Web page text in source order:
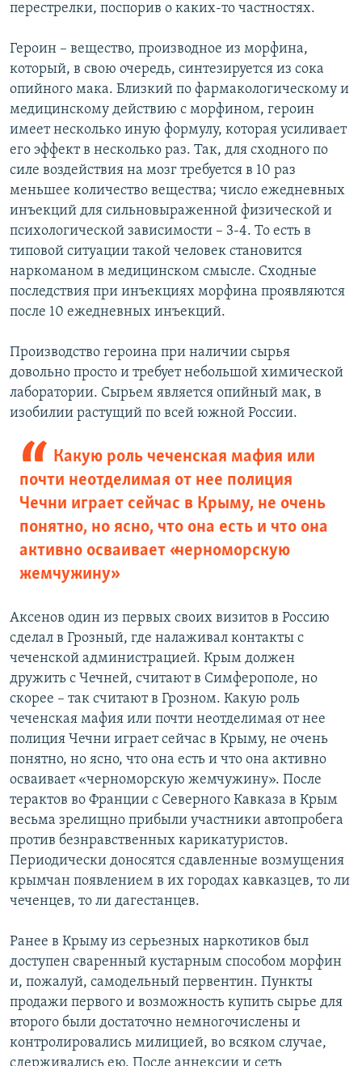
перестрелки, поспорив о каких-то частностях.
Героин – вещество, производное из морфина,
который, в свою очередь, синтезируется из сока
опийного мака. Близкий по фармакологическому и
медицинскому действию с морфином, героин
имеет несколько иную формулу, которая усиливает
его эффект в несколько раз. Так, для сходного по
силе воздействия на мозг требуется в 10 раз
меньшее количество вещества; число ежедневных
инъекций для сильновыраженной физической и
психологической зависимости – 3-4. То есть в
типовой ситуации такой человек становится
наркоманом в медицинском смысле. Сходные
последствия при инъекциях морфина проявляются
после 10 ежедневных инъекций.
Производство героина при наличии сырья
довольно просто и требует небольшой химической
лаборатории. Сырьем является опийный мак, в
изобилии растущий по всей южной России.
Какую роль чеченская мафия или
почти неотделимая от нее полиция
Чечни играет сейчас в Крыму, не очень
понятно, но ясно, что она есть и что она
активно осваивает «черноморскую
жемчужину»
Аксенов один из первых своих визитов в Россию
сделал в Грозный, где налаживал контакты с
чеченской администрацией. Крым должен
дружить с Чечней, считают в Симферополе, но
скорее – так считают в Грозном. Какую роль
чеченская мафия или почти неотделимая от нее
полиция Чечни играет сейчас в Крыму, не очень
понятно, но ясно, что она есть и что она активно
осваивает «черноморскую жемчужину». После
терактов во Франции с Северного Кавказа в Крым
весьма зрелищно прибыли участники автопробега
против безнравственных карикатуристов.
Периодически доносятся сдавленные возмущения
крымчан появлением в их городах кавказцев, то ли
чеченцев, то ли дагестанцев.
Ранее в Крыму из серьезных наркотиков был
доступен сваренный кустарным способом морфин
и, пожалуй, самодельный первентин. Пункты
продажи первого и возможность купить сырье для
второго были достаточно немногочислены и
контролировались милицией, во всяком случае,